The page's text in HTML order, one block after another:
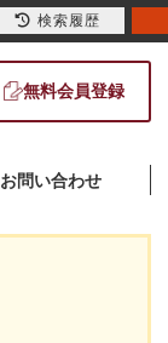
無料会員登録
お問い合わせ
検索履歴